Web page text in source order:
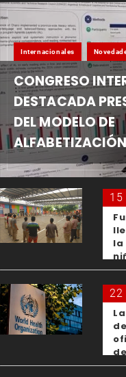
Internacionales
CONGRESO
DESTACADA
DEL MODELO DE
15
la
22